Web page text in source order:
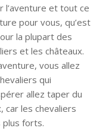
l’aventure et tout ce
pour vous, qu’est
la plupart des
et les châteaux.
vous allez
qui
allez taper du
car les chevaliers
plus forts.